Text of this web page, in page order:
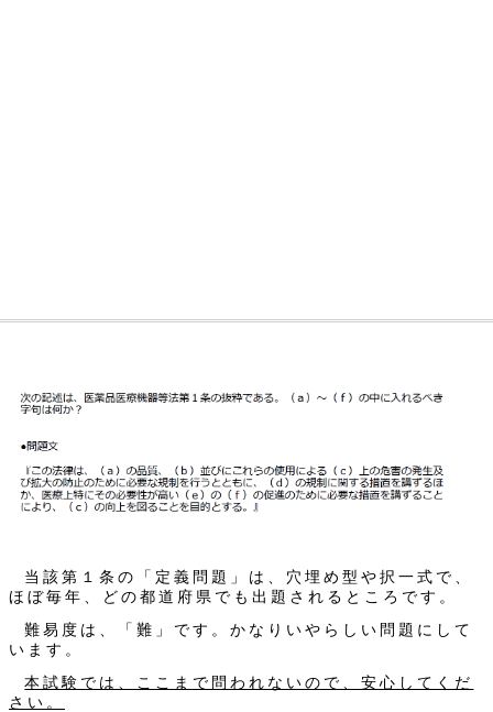
当該第１条の「定義問題」は、穴埋め型や択一式で、
ほぼ毎年、どの都道府県でも出題されるところです。
難易度は、「難」です。かなりいやらしい問題にして
います。
本試験では、ここまで問われないので、安心してくだ
さい。